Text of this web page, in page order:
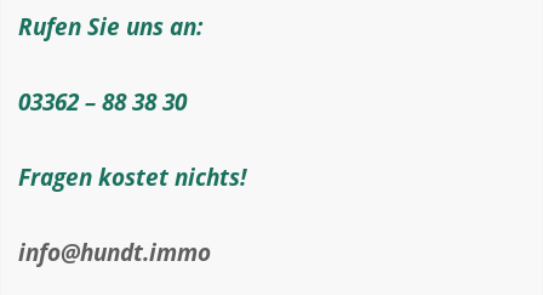
Rufen Sie uns an:
03362 – 88 38 30
Fragen kostet nichts!
info@hundt.immo